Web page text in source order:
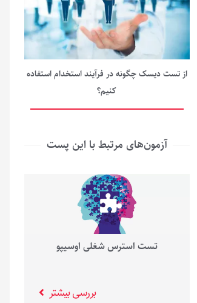
از تست دیسک چگونه در فرآیند استخدام استفاده
کنیم؟
آزمون‌های مرتبط با این پست
تست استرس شغلی اوسیپو
بررسی بیشتر